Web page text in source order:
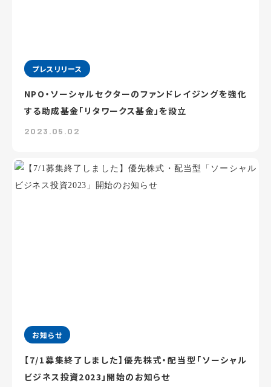
プレスリリース
NPO・ソーシャルセクターのファンドレイジングを強化
する助成基金「リタワークス基金」を設立
2023.05.02
お知らせ
【7/1募集終了しました】優先株式・配当型「ソーシャル
ビジネス投資2023」開始のお知らせ